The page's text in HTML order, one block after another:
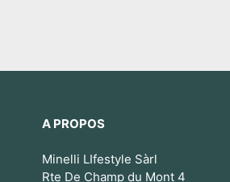
A PROPOS
Minelli LIfestyle Sàrl
Rte De Champ du Mont 4